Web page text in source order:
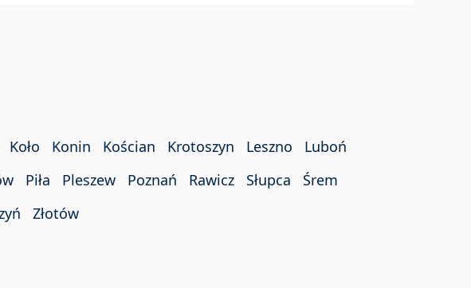
Koło Konin Kościan Krotoszyn Leszno
Luboń
Piła Pleszew Poznań Rawicz Słupca
Śrem
Złotów